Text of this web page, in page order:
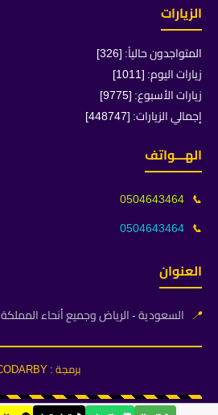
الزيارات
المتواجدون حالياً: [326]
زيارات اليوم: [1011]
زيارات الأسبوع: [9775]
إجمالي الزيارات: [448747]
الهـــواتف
📞
0504643464
📞
0504643464
العنوان
📍 السعودية - الرياض وجميع أنحاء المملكة
برمجة : CODARBY